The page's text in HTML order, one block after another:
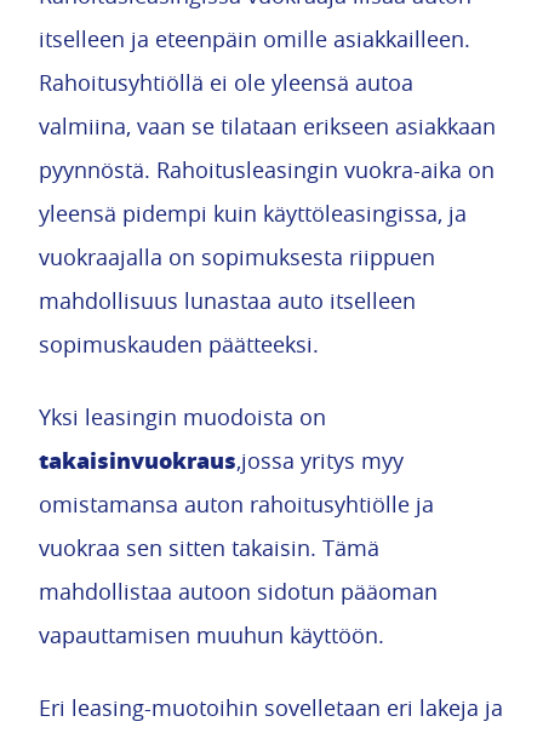
itselleen ja eteenpäin omille asiakkailleen.
Rahoitusyhtiöllä ei ole yleensä autoa
valmiina, vaan se tilataan erikseen asiakkaan
pyynnöstä. Rahoitusleasingin vuokra-aika on
yleensä pidempi kuin käyttöleasingissa, ja
vuokraajalla on sopimuksesta riippuen
mahdollisuus lunastaa auto itselleen
sopimuskauden päätteeksi.
Yksi leasingin muodoista on
takaisinvuokraus,jossa yritys myy
omistamansa auton rahoitusyhtiölle ja
vuokraa sen sitten takaisin. Tämä
mahdollistaa autoon sidotun pääoman
vapauttamisen muuhun käyttöön.
Eri leasing-muotoihin sovelletaan eri lakeja ja